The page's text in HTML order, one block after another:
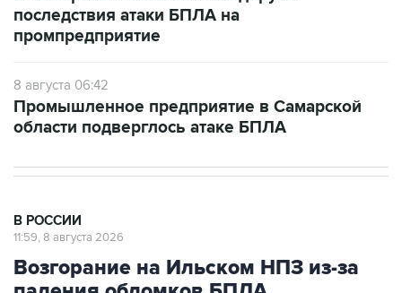
последствия атаки БПЛА на
промпредприятие
8 августа 06:42
Промышленное предприятие в Самарской
области подверглось атаке БПЛА
В РОССИИ
11:59, 8 августа 2026
Возгорание на Ильском НПЗ из-за